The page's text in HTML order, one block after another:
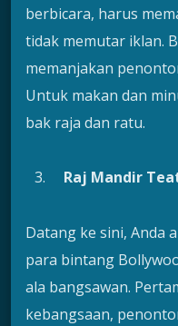
berbicara, harus
tidak memutar iklan.
memanjakan
Untuk makan dan
bak raja dan ratu.
Raj Mandir
Datang ke sini, Anda
para bintang
ala bangsawan.
kebangsaan,